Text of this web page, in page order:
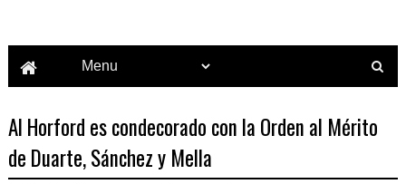
Al Horford es condecorado con la Orden al Mérito
de Duarte, Sánchez y Mella